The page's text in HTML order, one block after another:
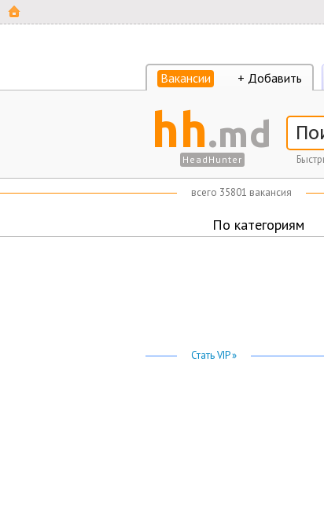
Вакансии + Добавить
hh.md
HeadHunter
всего 35801 вакансия
По категориям
Стать VIP »